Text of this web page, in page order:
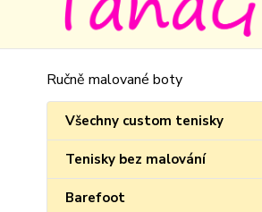
Ručně malované boty
Všechny custom tenisky
Tenisky bez malování
Barefoot